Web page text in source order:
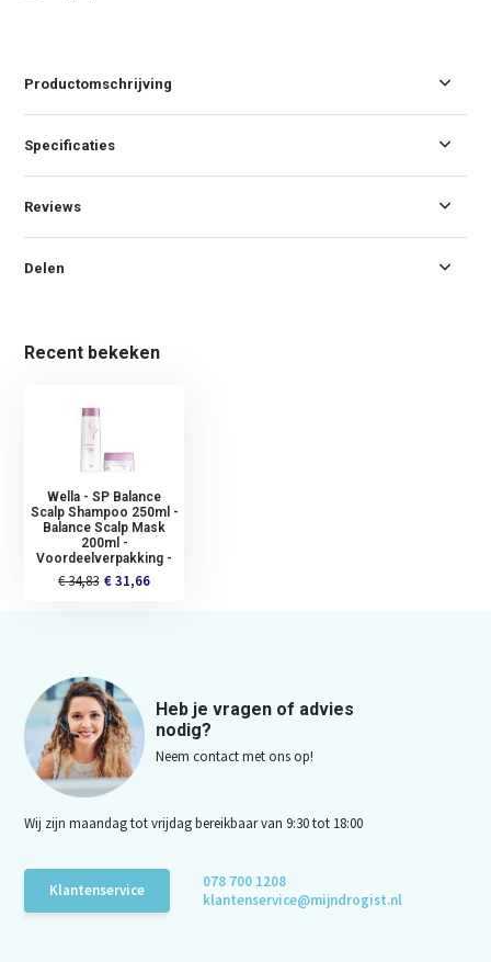
Productomschrijving
Specificaties
Reviews
Delen
Recent bekeken
Wella - SP Balance
Scalp Shampoo 250ml -
Balance Scalp Mask
200ml -
Voordeelverpakking -
€ 34,83 € 31,66
Heb je vragen of advies
nodig?
Neem contact met ons op!
Wij zijn maandag tot vrijdag bereikbaar van 9:30 tot 18:00
Klantenservice
078 700 1208
klantenservice@mijndrogist.nl